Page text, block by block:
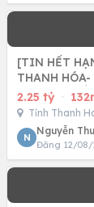
[TIN HẾT
THANH
ĐỊNH CƯ
2.25 tỷ ·
Tỉnh Thanh
N
Nguyễn
Đăng 12/08/